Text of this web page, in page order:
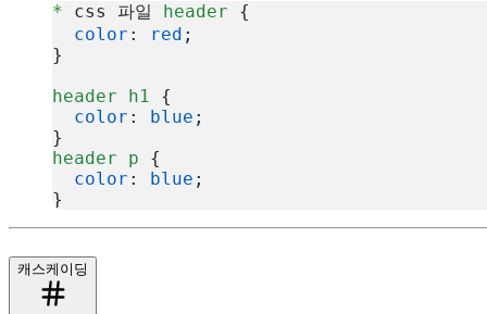
* css 파일 header {
  color
: red ;
}
header h1 {
  color
: blue ;
}
header p {
  color
: blue ;
}
복사
캐스케이딩